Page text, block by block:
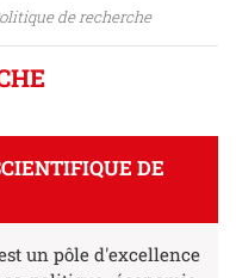
de recherche
DE
un pôle d'excellence